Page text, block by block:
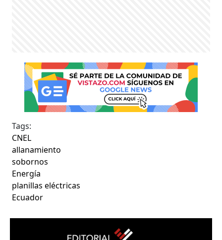
Tags:
CNEL
allanamiento
sobornos
Energía
planillas eléctricas
Ecuador